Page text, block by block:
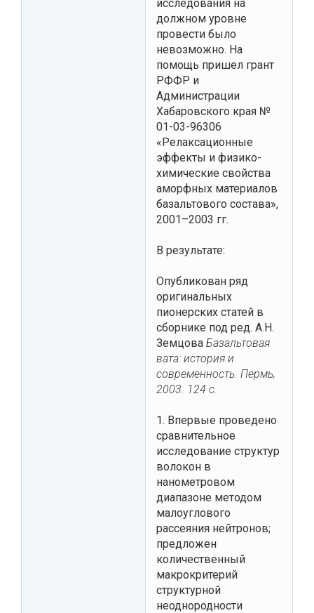
исследования на
должном уровне
провести было
невозможно. На
помощь пришел грант
РФФР и
Администрации
Хабаровского края №
01-03-96306
«Релаксационные
эффекты и физико-
химические свойства
аморфных материалов
базальтового состава»,
2001–2003 гг.
В результате:
Опубликован ряд
оригинальных
пионерских статей в
сборнике под ред. А.Н.
Земцова Базальтовая
вата: история и
современность. Пермь,
2003. 124 с.
1. Впервые проведено
сравнительное
исследование структур
волокон в
нанометровом
диапазоне методом
малоуглового
рассеяния нейтронов;
предложен
количественный
макрокритерий
структурной
неоднородности